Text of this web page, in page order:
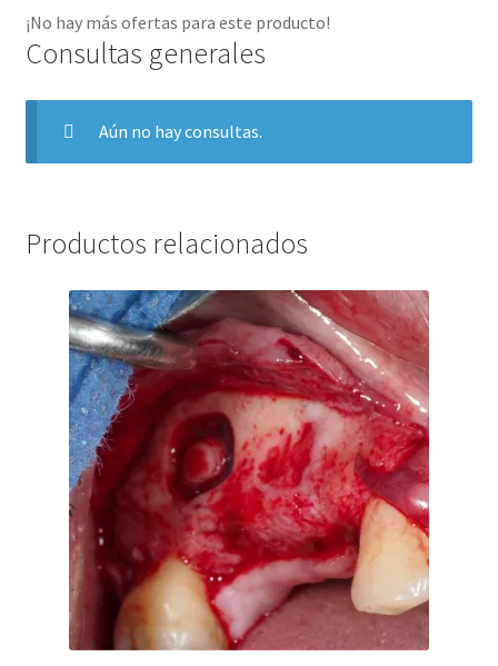
¡No hay más ofertas para este producto!
Consultas generales
Aún no hay consultas.
Productos relacionados